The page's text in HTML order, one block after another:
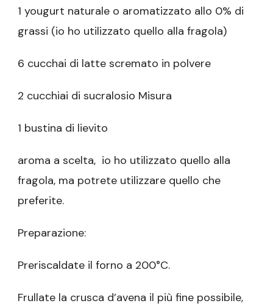
1 yougurt naturale o aromatizzato allo 0% di
grassi (io ho utilizzato quello alla fragola)
6 cucchai di latte scremato in polvere
2 cucchiai di sucralosio Misura
1 bustina di lievito
aroma a scelta, io ho utilizzato quello alla
fragola, ma potrete utilizzare quello che
preferite.
Preparazione:
Preriscaldate il forno a 200°C.
Frullate la crusca d’avena il più fine possibile,